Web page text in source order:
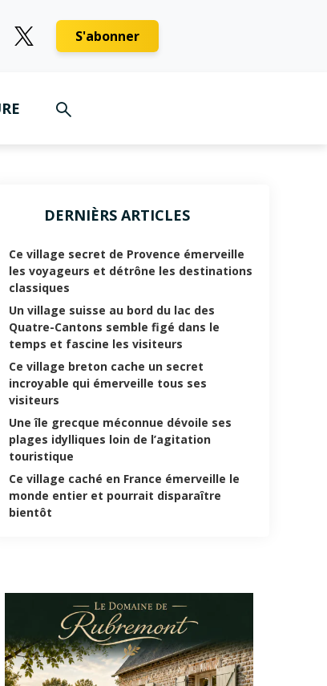
S'abonner
DERNIÈRS ARTICLES
Ce village secret de Provence émerveille
les voyageurs et détrône les destinations
classiques
Un village suisse au bord du lac des
Quatre-Cantons semble figé dans le
temps et fascine les visiteurs
Ce village breton cache un secret
incroyable qui émerveille tous ses
visiteurs
Une île grecque méconnue dévoile ses
plages idylliques loin de l’agitation
touristique
Ce village caché en France émerveille le
monde entier et pourrait disparaître
bientôt